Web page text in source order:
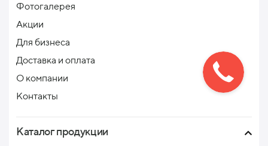
Фотогалерея
Акции
Для бизнеса
Доставка и оплата
О компании
Контакты
Каталог продукции